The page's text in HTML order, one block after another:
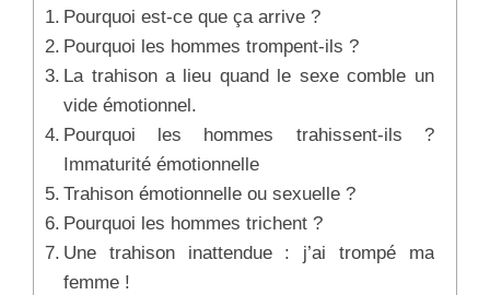
Pourquoi est-ce que ça arrive ?
Pourquoi les hommes trompent-ils ?
La trahison a lieu quand le sexe comble un
vide émotionnel.
Pourquoi les hommes trahissent-ils ?
Immaturité émotionnelle
Trahison émotionnelle ou sexuelle ?
Pourquoi les hommes trichent ?
Une trahison inattendue : j’ai trompé ma
femme !